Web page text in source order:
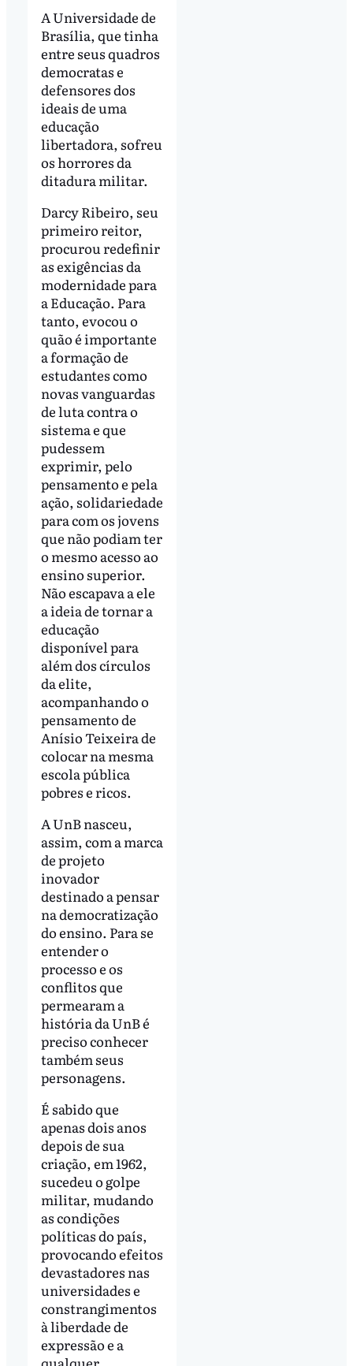
A Universidade de
Brasília, que tinha
entre seus quadros
democratas e
defensores dos
ideais de uma
educação
libertadora, sofreu
os horrores da
ditadura militar.
Darcy Ribeiro, seu
primeiro reitor,
procurou redefinir
as exigências da
modernidade para
a Educação. Para
tanto, evocou o
quão é importante
a formação de
estudantes como
novas vanguardas
de luta contra o
sistema e que
pudessem
exprimir, pelo
pensamento e pela
ação, solidariedade
para com os jovens
que não podiam ter
o mesmo acesso ao
ensino superior.
Não escapava a ele
a ideia de tornar a
educação
disponível para
além dos círculos
da elite,
acompanhando o
pensamento de
Anísio Teixeira de
colocar na mesma
escola pública
pobres e ricos.
A UnB nasceu,
assim, com a marca
de projeto
inovador
destinado a pensar
na democratização
do ensino. Para se
entender o
processo e os
conflitos que
permearam a
história da UnB é
preciso conhecer
também seus
personagens.
É sabido que
apenas dois anos
depois de sua
criação, em 1962,
sucedeu o golpe
militar, mudando
as condições
políticas do país,
provocando efeitos
devastadores nas
universidades e
constrangimentos
à liberdade de
expressão e a